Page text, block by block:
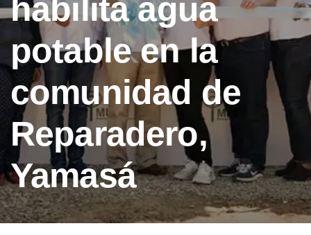
habilita agua
potable en la
comunidad de
Reparadero,
Yamasá